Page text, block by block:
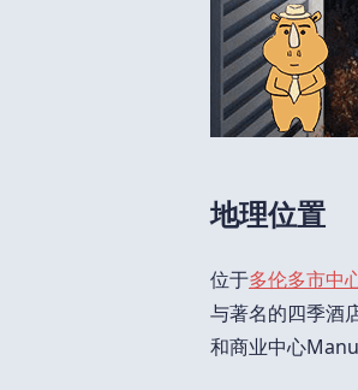
地理位置
位于多伦多市中
与著名的四季酒
和商业中心